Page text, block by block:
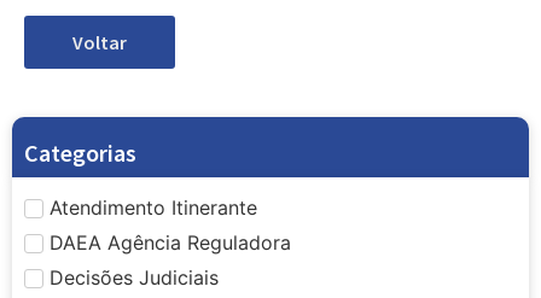
Voltar
Categorias
Atendimento Itinerante
DAEA Agência Reguladora
Decisões Judiciais